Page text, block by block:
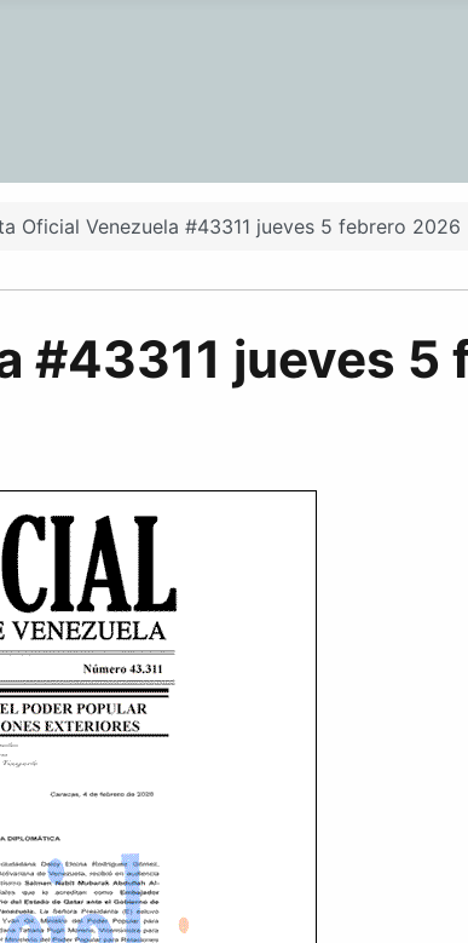
Oficial Venezuela #43311 jueves 5 febrero 2026
#43311 jueves